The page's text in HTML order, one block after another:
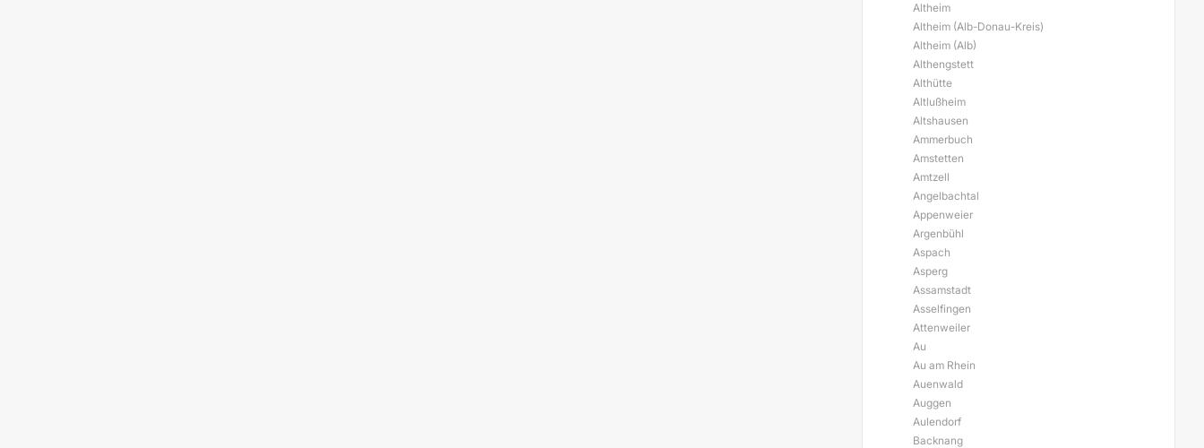
Altheim
Altheim (Alb-Donau-Kreis)
Altheim (Alb)
Althengstett
Althütte
Altlußheim
Altshausen
Ammerbuch
Amstetten
Amtzell
Angelbachtal
Appenweier
Argenbühl
Aspach
Asperg
Assamstadt
Asselfingen
Attenweiler
Au
Au am Rhein
Auenwald
Auggen
Aulendorf
Backnang